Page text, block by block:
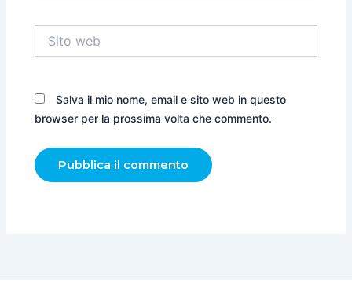
web
Salva il mio nome, email e sito web in questo
browser per la prossima volta che commento.